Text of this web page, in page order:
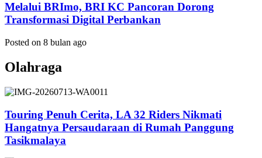
Melalui BRImo, BRI KC Pancoran Dorong
Transformasi Digital Perbankan
Posted on 8 bulan ago
Olahraga
Touring Penuh Cerita, LA 32 Riders Nikmati
Hangatnya Persaudaraan di Rumah Panggung
Tasikmalaya